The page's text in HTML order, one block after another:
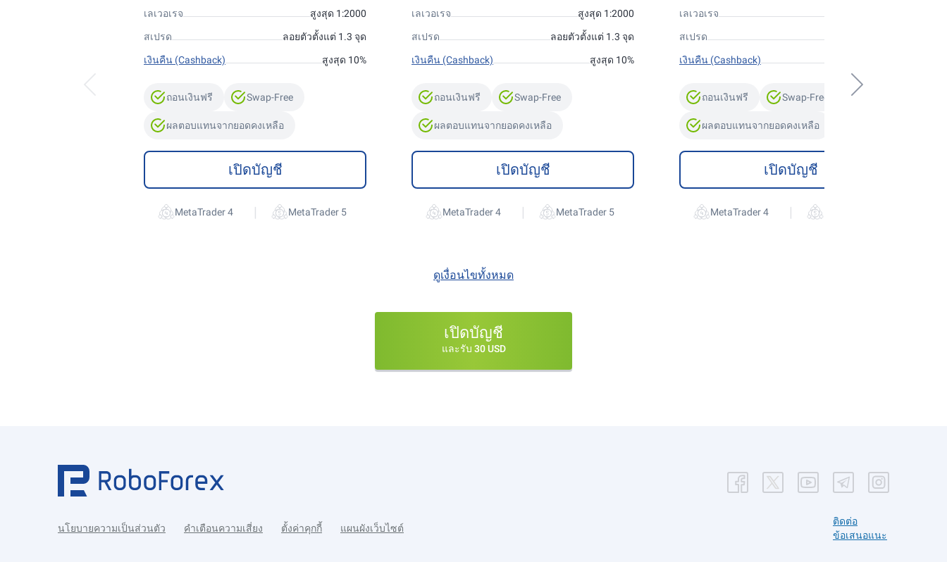
เลเวอเรจ สูงสุด 1:2000
สเปรด ลอยตัวตั้งแต่ 1.3 จุด
เงินคืน (Cashback) สูงสุด 10%
ถอนเงินฟรี Swap-Free
ผลตอบแทนจากยอดคงเหลือ
เปิดบัญชี
MetaTrader 4 | MetaTrader 5
เลเวอเรจ สูงสุด 1:2000
สเปรด ลอยตัวตั้งแต่ 1.3 จุด
เงินคืน (Cashback) สูงสุด 10%
ถอนเงินฟรี Swap-Free
ผลตอบแทนจากยอดคงเหลือ
เปิดบัญชี
MetaTrader 4 | MetaTrader 5
เลเวอเรจ
สเปรด
เงินคืน (Cashback)
ถอนเงินฟรี Swap-Free
ผลตอบแทนจากยอดคงเหลือ
เปิดบัญชี
MetaTrader 4 |
ดูเงื่อนไขทั้งหมด
เปิดบัญชี
และรับ 30 USD
นโยบายความเป็นส่วนตัว คำเตือนความเสี่ยง ตั้งค่าคุกกี้ แผนผังเว็บไซต์
ติดต่อ
ข้อเสนอแนะ